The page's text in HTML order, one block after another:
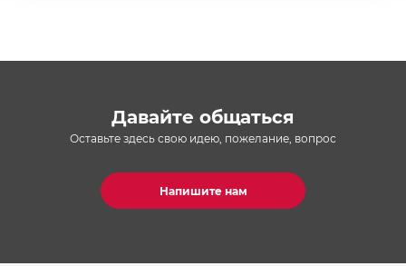
Давайте общаться
Оставьте здесь свою идею, пожелание, вопрос
Напишите нам